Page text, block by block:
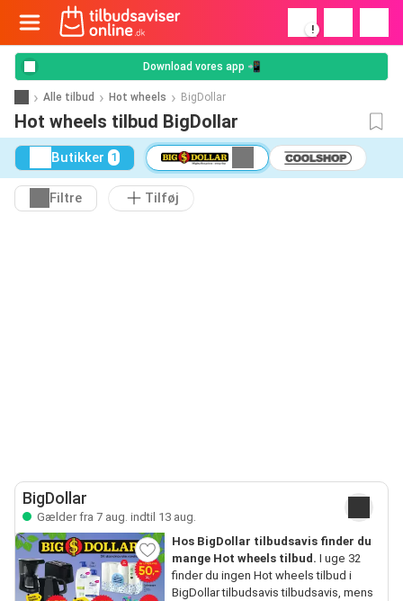
!
Download vores app 📲
Alle tilbud Hot wheels BigDollar
Hot wheels tilbud BigDollar
Butikker 1
Filtre Tilføj
BigDollar
Gælder fra 7 aug. indtil 13 aug.
Hos BigDollar tilbudsavis finder du
mange Hot wheels tilbud. I uge 32
finder du ingen Hot wheels tilbud i
BigDollar tilbudsavis tilbudsavis, mens